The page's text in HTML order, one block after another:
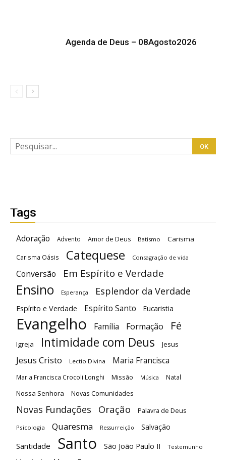
Agenda de Deus – 08Agosto2026
Tags
Adoração Advento Amor de Deus Batismo Carisma
Carisma Oásis Catequese Consagração de vida
Conversão Em Espírito e Verdade
Ensino Esperança Esplendor da Verdade
Espírito e Verdade Espírito Santo Eucaristia
Evangelho Família Formação Fé
Igreja Intimidade com Deus Jesus
Jesus Cristo Lectio Divina Maria Francisca
Maria Francisca Crocoli Longhi Missão Música Natal
Nossa Senhora Novas Comunidades
Novas Fundações Oração Palavra de Deus
Psicologia Quaresma Ressurreição Salvação
Santidade Santo São João Paulo II Testemunho